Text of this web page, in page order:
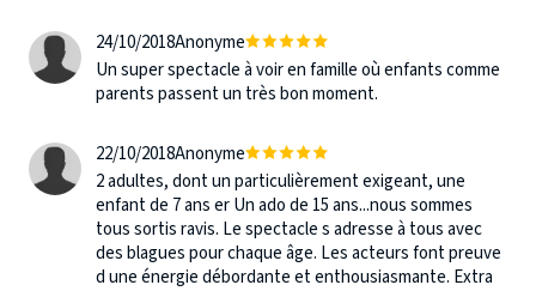
24/10/2018Anonyme
Un super spectacle à voir en famille où enfants comme
parents passent un très bon moment.
22/10/2018Anonyme
2 adultes, dont un particulièrement exigeant, une
enfant de 7 ans er Un ado de 15 ans...nous sommes
tous sortis ravis. Le spectacle s adresse à tous avec
des blagues pour chaque âge. Les acteurs font preuve
d une énergie débordante et enthousiasmante. Extra